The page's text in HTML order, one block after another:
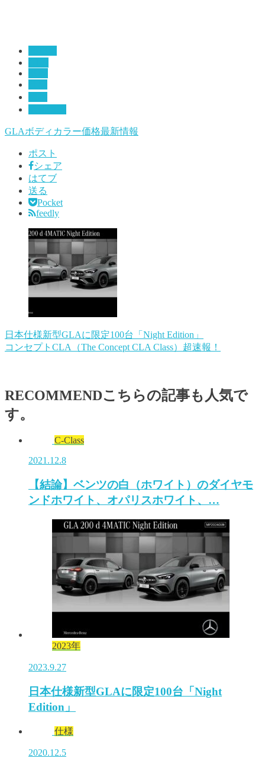
GLAボディカラー価格最新情報
ポスト
シェア
はてブ
送る
Pocket
feedly
日本仕様新型GLAに限定100台「Night Edition」
コンセプトCLA（The Concept CLA Class）超速報！
RECOMMENDこちらの記事も人気で
す。
C-Class
2021.12.8
【結論】ベンツの白（ホワイト）のダイヤモ
ンドホワイト、オパリスホワイト、…
2023年
2023.9.27
日本仕様新型GLAに限定100台「Night
Edition」
仕様
2020.12.5